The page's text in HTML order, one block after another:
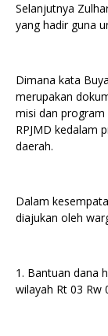
Selanjutnya
yang hadir guna
Dimana kata
merupakan
misi dan program
RPJMD kedalam
daerah.
Dalam
diajukan oleh
1. Bantuan dana
wilayah Rt 03 Rw